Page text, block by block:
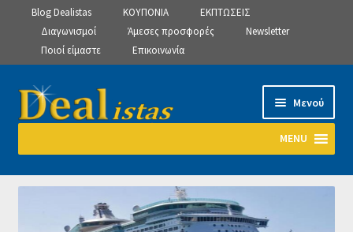
Blog Dealistas ΚΟΥΠΟΝΙΑ
ΕΚΠΤΩΣΕΙΣ
Διαγωνισμοί
Άμεσες προσφορές
Newsletter
Ποιοί είμαστε
Επικοινωνία
Απευθείας
μετάβαση
πλοήγηση
Μετάβαση
σε
Μενού
MENU
Αρχική
Manage Subscriptions